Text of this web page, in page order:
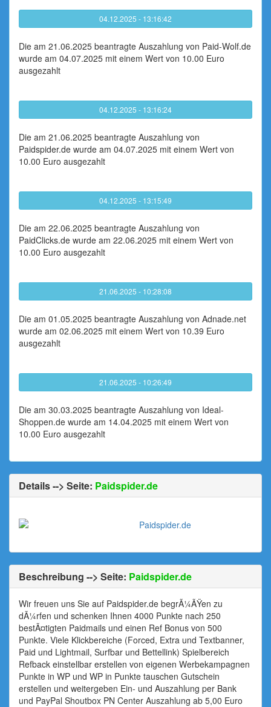
04.12.2025 - 13:16:42
Die am 21.06.2025 beantragte Auszahlung von Paid-Wolf.de
wurde am 04.07.2025 mit einem Wert von 10.00 Euro
ausgezahlt
04.12.2025 - 13:16:24
Die am 21.06.2025 beantragte Auszahlung von
Paidspider.de wurde am 04.07.2025 mit einem Wert von
10.00 Euro ausgezahlt
04.12.2025 - 13:15:49
Die am 22.06.2025 beantragte Auszahlung von
PaidClicks.de wurde am 22.06.2025 mit einem Wert von
10.00 Euro ausgezahlt
21.06.2025 - 10:28:08
Die am 01.05.2025 beantragte Auszahlung von Adnade.net
wurde am 02.06.2025 mit einem Wert von 10.39 Euro
ausgezahlt
21.06.2025 - 10:26:49
Die am 30.03.2025 beantragte Auszahlung von Ideal-
Shoppen.de wurde am 14.04.2025 mit einem Wert von
10.00 Euro ausgezahlt
Details --> Seite: Paidspider.de
Beschreibung --> Seite: Paidspider.de
Wir freuen uns Sie auf Paidspider.de begrÃ¼ÃŸen zu
dÃ¼rfen und schenken Ihnen 4000 Punkte nach 250
bestÃ¤tigten Paidmails und einen Ref Bonus von 500
Punkte. Viele Klickbereiche (Forced, Extra und Textbanner,
Paid und Lightmail, Surfbar und Bettellink) Spielbereich
Refback einstellbar erstellen von eigenen Werbekampagnen
Punkte in WP und WP in Punkte tauschen Gutschein
erstellen und weitergeben Ein- und Auszahlung per Bank
und PayPal Shoutbox PN Center Auszahlung ab 5,00 Euro